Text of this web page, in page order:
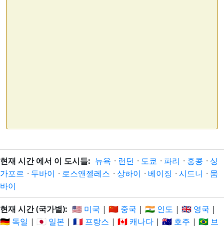
현재 시간 에서 이 도시들: 뉴욕 · 런던 · 도쿄 · 파리 · 홍콩 · 싱
가포르 · 두바이 · 로스앤젤레스 · 상하이 · 베이징 · 시드니 · 뭄
바이
현재 시간 (국가별): 🇺🇸 미국 | 🇨🇳 중국 | 🇮🇳 인도 | 🇬🇧 영국 |
🇩🇪 독일 | 🇯🇵 일본 | 🇫🇷 프랑스 | 🇨🇦 캐나다 | 🇦🇺 호주 | 🇧🇷 브